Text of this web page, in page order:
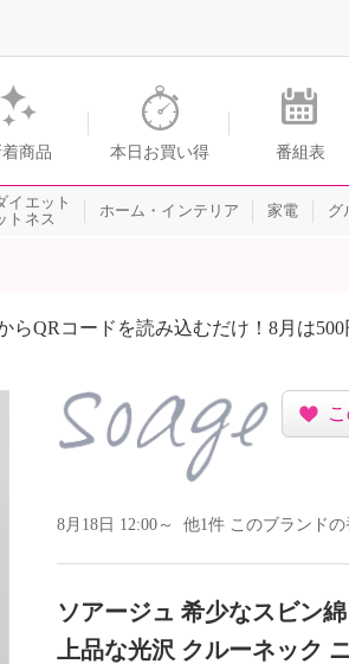
ップチャンネル
着商品 本日お買い得 番組表
イエット
トネス
ホーム・インテリア 家電 グ
らQRコードを読み込むだけ！8月は500
8月18日 12:00～ 他1件 このブランド
ソアージュ 希少なスビン
上品な光沢 クルーネック